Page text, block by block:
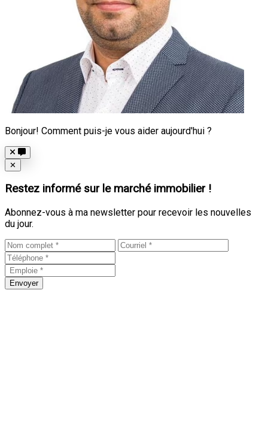
Bonjour! Comment puis-je vous aider aujourd'hui ?
Close
✕
Restez informé sur le marché immobilier !
Abonnez-vous à ma newsletter pour recevoir les nouvelles
du jour.
Envoyer